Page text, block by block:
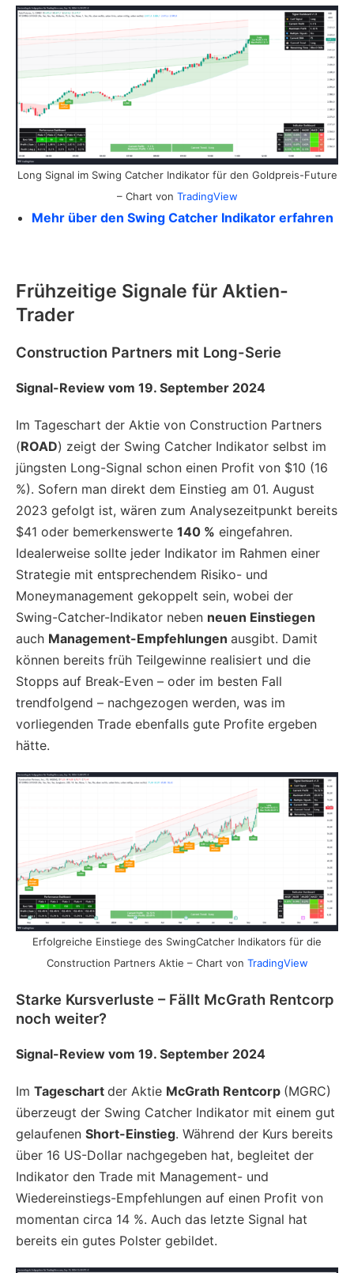
Long Signal im Swing Catcher Indikator für den Goldpreis-Future
– Chart von TradingView
Mehr über den Swing Catcher Indikator erfahren
Frühzeitige Signale für Aktien-
Trader
Construction Partners mit Long-Serie
Signal-Review vom 19. September 2024
Im Tageschart der Aktie von Construction Partners
(ROAD) zeigt der Swing Catcher Indikator selbst im
jüngsten Long-Signal schon einen Profit von $10 (16
%). Sofern man direkt dem Einstieg am 01. August
2023 gefolgt ist, wären zum Analysezeitpunkt bereits
$41 oder bemerkenswerte 140 % eingefahren.
Idealerweise sollte jeder Indikator im Rahmen einer
Strategie mit entsprechendem Risiko- und
Moneymanagement gekoppelt sein, wobei der
Swing-Catcher-Indikator neben neuen Einstiegen
auch Management-Empfehlungen ausgibt. Damit
können bereits früh Teilgewinne realisiert und die
Stopps auf Break-Even – oder im besten Fall
trendfolgend – nachgezogen werden, was im
vorliegenden Trade ebenfalls gute Profite ergeben
hätte.
Erfolgreiche Einstiege des SwingCatcher Indikators für die
Construction Partners Aktie – Chart von TradingView
Starke Kursverluste – Fällt McGrath Rentcorp
noch weiter?
Signal-Review vom 19. September 2024
Im Tageschart der Aktie McGrath Rentcorp (MGRC)
überzeugt der Swing Catcher Indikator mit einem gut
gelaufenen Short-Einstieg. Während der Kurs bereits
über 16 US-Dollar nachgegeben hat, begleitet der
Indikator den Trade mit Management- und
Wiedereinstiegs-Empfehlungen auf einen Profit von
momentan circa 14 %. Auch das letzte Signal hat
bereits ein gutes Polster gebildet.